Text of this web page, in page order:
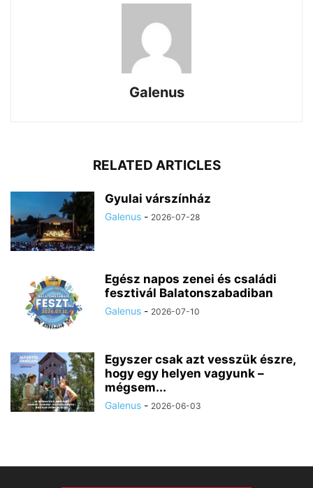
Galenus
RELATED ARTICLES
Gyulai várszínház
Galenus - 2026-07-28
Egész napos zenei és családi
fesztivál Balatonszabadiban
Galenus - 2026-07-10
Egyszer csak azt vesszük észre,
hogy egy helyen vagyunk –
mégsem...
Galenus - 2026-06-03